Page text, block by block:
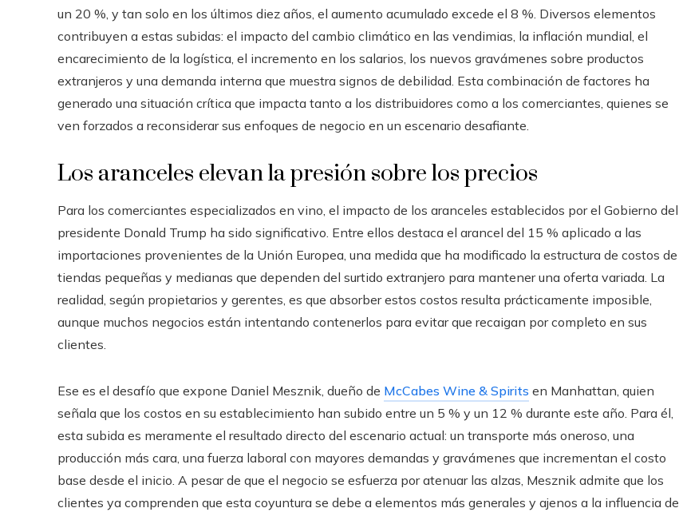
un 20 %, y tan solo en los últimos diez años, el aumento acumulado excede el 8 %. Diversos elementos
contribuyen a estas subidas: el impacto del cambio climático en las vendimias, la inflación mundial, el
encarecimiento de la logística, el incremento en los salarios, los nuevos gravámenes sobre productos
extranjeros y una demanda interna que muestra signos de debilidad. Esta combinación de factores ha
generado una situación crítica que impacta tanto a los distribuidores como a los comerciantes, quienes se
ven forzados a reconsiderar sus enfoques de negocio en un escenario desafiante.
Los aranceles elevan la presión sobre los precios
Para los comerciantes especializados en vino, el impacto de los aranceles establecidos por el Gobierno del
presidente Donald Trump ha sido significativo. Entre ellos destaca el arancel del 15 % aplicado a las
importaciones provenientes de la Unión Europea, una medida que ha modificado la estructura de costos de
tiendas pequeñas y medianas que dependen del surtido extranjero para mantener una oferta variada. La
realidad, según propietarios y gerentes, es que absorber estos costos resulta prácticamente imposible,
aunque muchos negocios están intentando contenerlos para evitar que recaigan por completo en sus
clientes.
Ese es el desafío que expone Daniel Mesznik, dueño de McCabes Wine & Spirits en Manhattan, quien
señala que los costos en su establecimiento han subido entre un 5 % y un 12 % durante este año. Para él,
esta subida es meramente el resultado directo del escenario actual: un transporte más oneroso, una
producción más cara, una fuerza laboral con mayores demandas y gravámenes que incrementan el costo
base desde el inicio. A pesar de que el negocio se esfuerza por atenuar las alzas, Mesznik admite que los
clientes ya comprenden que esta coyuntura se debe a elementos más generales y ajenos a la influencia de